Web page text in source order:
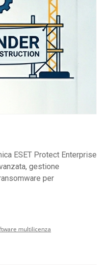
ESET Protect Enterprise
gestione
per
multilicenza